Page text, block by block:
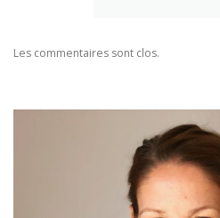
Les commentaires sont clos.